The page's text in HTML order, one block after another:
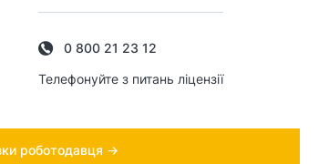
0 800 21 23 12
Телефонуйте з питань ліцензії
роботодавця →